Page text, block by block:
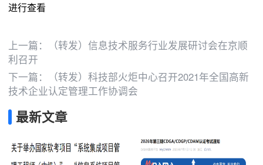
进行查看
上一篇：
（转发）信息技术服务行业发展研讨会在京顺
利召开
下一篇：
（转发）科技部火炬中心召开2021年全国高新
技术企业认定管理工作协调会
最新文章